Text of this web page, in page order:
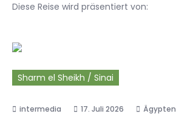
Diese Reise wird präsentiert von:
Sharm el Sheikh / Sinai
17. Juli 2026 Ägypten